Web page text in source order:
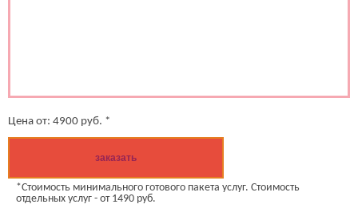
Цена от: 4900 руб. *
заказать
*Стоимость минимального готового пакета услуг. Стоимость
отдельных услуг - от 1490 руб.